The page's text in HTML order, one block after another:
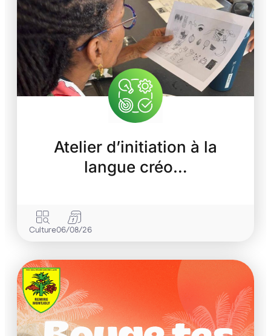
Atelier d’initiation à la
langue créo…
Culture06/08/26